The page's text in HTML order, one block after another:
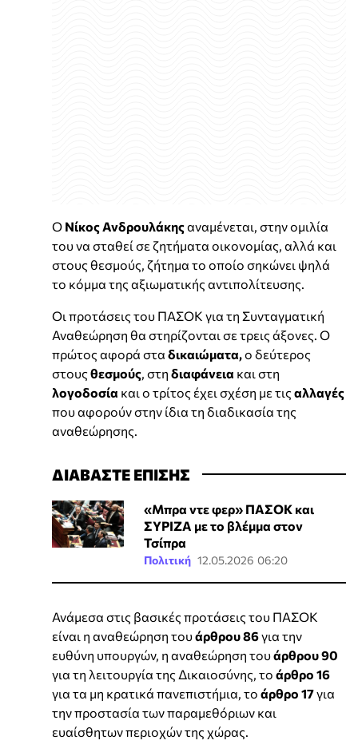
Ο Νίκος Ανδρουλάκηςαναμένεται, στην ομιλία
του να σταθεί σε ζητήματα οικονομίας, αλλά και
στους θεσμούς, ζήτημα το οποίο σηκώνει ψηλά
το κόμμα της αξιωματικής αντιπολίτευσης.
Οι προτάσεις του ΠΑΣΟΚ για τη Συνταγματική
Αναθεώρηση θα στηρίζονται σε τρεις άξονες. Ο
πρώτος αφορά στα δικαιώματα, ο δεύτερος
στους θεσμούς , στη διαφάνεια και στη
λογοδοσία και ο τρίτος έχει σχέση με τις αλλαγές
που αφορούν στην ίδια τη διαδικασία της
αναθεώρησης.
ΔΙΑΒΑΣΤΕ ΕΠΙΣΗΣ
«Μπρα ντε φερ» ΠΑΣΟΚ και
ΣΥΡΙΖΑ με το βλέμμα στον
Τσίπρα
Πολιτική 12.05.2026 06:20
Ανάμεσα στις βασικές προτάσεις του ΠΑΣΟΚ
είναι η αναθεώρηση τουάρθρου 86για την
ευθύνη υπουργών, η αναθεώρηση τουάρθρου 90
για τη λειτουργία της Δικαιοσύνης, το άρθρο 16
για τα μη κρατικά πανεπιστήμια, το άρθρο 17για
την προστασία των παραμεθόριων και
ευαίσθητων περιοχών της χώρας.